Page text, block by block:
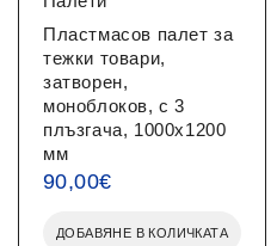
Пластмасов палет за
тежки товари,
затворен,
моноблоков, с 3
плъзгача, 1000x1200
мм
90,00€
ДОБАВЯНЕ В КОЛИЧКАТА